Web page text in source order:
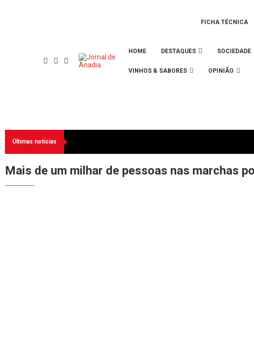
FICHA TÉCNICA
HOME DESTAQUES SOCIEDADE
VINHOS & SABORES OPINIÃO
Últimas noticias
Mais de um milhar de pessoas nas marchas